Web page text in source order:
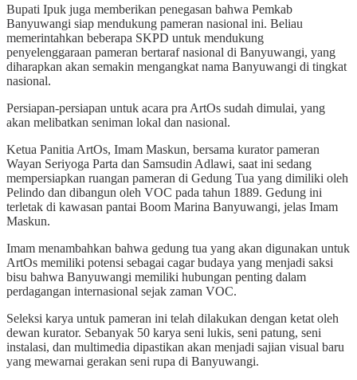
Bupati Ipuk juga memberikan penegasan bahwa Pemkab
Banyuwangi siap mendukung pameran nasional ini. Beliau
memerintahkan beberapa SKPD untuk mendukung
penyelenggaraan pameran bertaraf nasional di Banyuwangi, yang
diharapkan akan semakin mengangkat nama Banyuwangi di tingkat
nasional.
Persiapan-persiapan untuk acara pra ArtOs sudah dimulai, yang
akan melibatkan seniman lokal dan nasional.
Ketua Panitia ArtOs, Imam Maskun, bersama kurator pameran
Wayan Seriyoga Parta dan Samsudin Adlawi, saat ini sedang
mempersiapkan ruangan pameran di Gedung Tua yang dimiliki oleh
Pelindo dan dibangun oleh VOC pada tahun 1889. Gedung ini
terletak di kawasan pantai Boom Marina Banyuwangi, jelas Imam
Maskun.
Imam menambahkan bahwa gedung tua yang akan digunakan untuk
ArtOs memiliki potensi sebagai cagar budaya yang menjadi saksi
bisu bahwa Banyuwangi memiliki hubungan penting dalam
perdagangan internasional sejak zaman VOC.
Seleksi karya untuk pameran ini telah dilakukan dengan ketat oleh
dewan kurator. Sebanyak 50 karya seni lukis, seni patung, seni
instalasi, dan multimedia dipastikan akan menjadi sajian visual baru
yang mewarnai gerakan seni rupa di Banyuwangi.